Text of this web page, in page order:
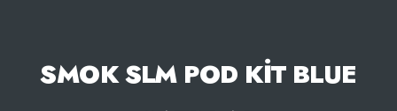
SMOK SLM POD KIT BLUE